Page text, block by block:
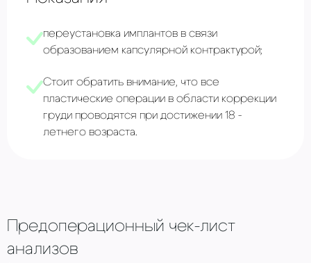
переустановка имплантов в связи
образованием капсулярной контрактурой;
Стоит обратить внимание, что все
пластические операции в области коррекции
груди проводятся при достижении 18 -
летнего возраста.
Предоперационный чек-лист
анализов